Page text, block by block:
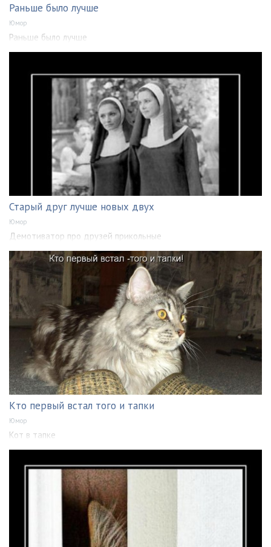
Раньше было лучше
Юмор
Раньше было лучше
Старый друг лучше новых двух
Юмор
Демотиватор про друзей прикольные
Кто первый встал того и тапки
Юмор
Кот в тапке